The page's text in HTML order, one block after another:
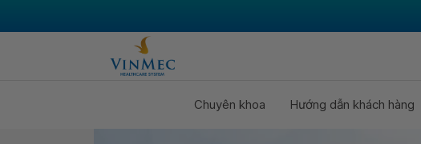
Chuyên khoa Hướng dẫn khách hàng